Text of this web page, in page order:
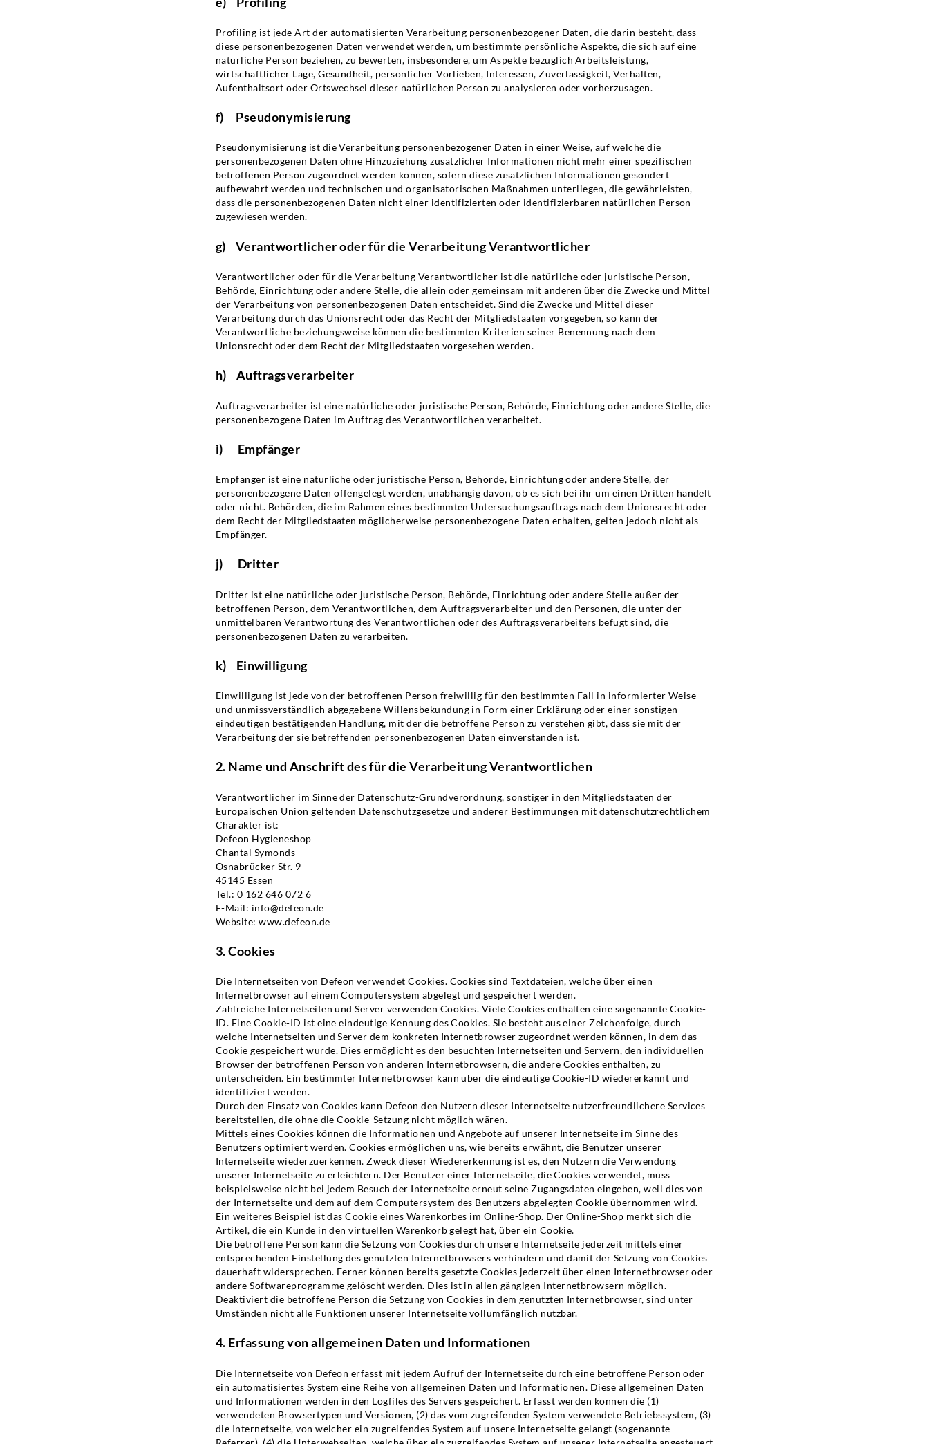
Profiling ist jede Art der automatisierten Verarbeitung personenbezogener Daten, die darin besteht, dass
diese personenbezogenen Daten verwendet werden, um bestimmte persönliche Aspekte, die sich auf eine
natürliche Person beziehen, zu bewerten, insbesondere, um Aspekte bezüglich Arbeitsleistung,
wirtschaftlicher Lage, Gesundheit, persönlicher Vorlieben, Interessen, Zuverlässigkeit, Verhalten,
Aufenthaltsort oder Ortswechsel dieser natürlichen Person zu analysieren oder vorherzusagen.
f) Pseudonymisierung
Pseudonymisierung ist die Verarbeitung personenbezogener Daten in einer Weise, auf welche die
personenbezogenen Daten ohne Hinzuziehung zusätzlicher Informationen nicht mehr einer spezifischen
betroffenen Person zugeordnet werden können, sofern diese zusätzlichen Informationen gesondert
aufbewahrt werden und technischen und organisatorischen Maßnahmen unterliegen, die gewährleisten,
dass die personenbezogenen Daten nicht einer identifizierten oder identifizierbaren natürlichen Person
zugewiesen werden.
g) Verantwortlicher oder für die Verarbeitung Verantwortlicher
Verantwortlicher oder für die Verarbeitung Verantwortlicher ist die natürliche oder juristische Person,
Behörde, Einrichtung oder andere Stelle, die allein oder gemeinsam mit anderen über die Zwecke und Mittel
der Verarbeitung von personenbezogenen Daten entscheidet. Sind die Zwecke und Mittel dieser
Verarbeitung durch das Unionsrecht oder das Recht der Mitgliedstaaten vorgegeben, so kann der
Verantwortliche beziehungsweise können die bestimmten Kriterien seiner Benennung nach dem
Unionsrecht oder dem Recht der Mitgliedstaaten vorgesehen werden.
h) Auftragsverarbeiter
Auftragsverarbeiter ist eine natürliche oder juristische Person, Behörde, Einrichtung oder andere Stelle, die
personenbezogene Daten im Auftrag des Verantwortlichen verarbeitet.
i) Empfänger
Empfänger ist eine natürliche oder juristische Person, Behörde, Einrichtung oder andere Stelle, der
personenbezogene Daten offengelegt werden, unabhängig davon, ob es sich bei ihr um einen Dritten handelt
oder nicht. Behörden, die im Rahmen eines bestimmten Untersuchungsauftrags nach dem Unionsrecht oder
dem Recht der Mitgliedstaaten möglicherweise personenbezogene Daten erhalten, gelten jedoch nicht als
Empfänger.
j) Dritter
Dritter ist eine natürliche oder juristische Person, Behörde, Einrichtung oder andere Stelle außer der
betroffenen Person, dem Verantwortlichen, dem Auftragsverarbeiter und den Personen, die unter der
unmittelbaren Verantwortung des Verantwortlichen oder des Auftragsverarbeiters befugt sind, die
personenbezogenen Daten zu verarbeiten.
k) Einwilligung
Einwilligung ist jede von der betroffenen Person freiwillig für den bestimmten Fall in informierter Weise
und unmissverständlich abgegebene Willensbekundung in Form einer Erklärung oder einer sonstigen
eindeutigen bestätigenden Handlung, mit der die betroffene Person zu verstehen gibt, dass sie mit der
Verarbeitung der sie betreffenden personenbezogenen Daten einverstanden ist.
2. Name und Anschrift des für die Verarbeitung Verantwortlichen
Verantwortlicher im Sinne der Datenschutz-Grundverordnung, sonstiger in den Mitgliedstaaten der
Europäischen Union geltenden Datenschutzgesetze und anderer Bestimmungen mit datenschutzrechtlichem
Charakter ist:
Defeon Hygieneshop
Chantal Symonds
Osnabrücker Str. 9
45145 Essen
Tel.: 0 162 646 072 6
E-Mail: info@defeon.de
Website: www.defeon.de
3. Cookies
Die Internetseiten von Defeon verwendet Cookies. Cookies sind Textdateien, welche über einen
Internetbrowser auf einem Computersystem abgelegt und gespeichert werden.
Zahlreiche Internetseiten und Server verwenden Cookies. Viele Cookies enthalten eine sogenannte Cookie-
ID. Eine Cookie-ID ist eine eindeutige Kennung des Cookies. Sie besteht aus einer Zeichenfolge, durch
welche Internetseiten und Server dem konkreten Internetbrowser zugeordnet werden können, in dem das
Cookie gespeichert wurde. Dies ermöglicht es den besuchten Internetseiten und Servern, den individuellen
Browser der betroffenen Person von anderen Internetbrowsern, die andere Cookies enthalten, zu
unterscheiden. Ein bestimmter Internetbrowser kann über die eindeutige Cookie-ID wiedererkannt und
identifiziert werden.
Durch den Einsatz von Cookies kann Defeon den Nutzern dieser Internetseite nutzerfreundlichere Services
bereitstellen, die ohne die Cookie-Setzung nicht möglich wären.
Mittels eines Cookies können die Informationen und Angebote auf unserer Internetseite im Sinne des
Benutzers optimiert werden. Cookies ermöglichen uns, wie bereits erwähnt, die Benutzer unserer
Internetseite wiederzuerkennen. Zweck dieser Wiedererkennung ist es, den Nutzern die Verwendung
unserer Internetseite zu erleichtern. Der Benutzer einer Internetseite, die Cookies verwendet, muss
beispielsweise nicht bei jedem Besuch der Internetseite erneut seine Zugangsdaten eingeben, weil dies von
der Internetseite und dem auf dem Computersystem des Benutzers abgelegten Cookie übernommen wird.
Ein weiteres Beispiel ist das Cookie eines Warenkorbes im Online-Shop. Der Online-Shop merkt sich die
Artikel, die ein Kunde in den virtuellen Warenkorb gelegt hat, über ein Cookie.
Die betroffene Person kann die Setzung von Cookies durch unsere Internetseite jederzeit mittels einer
entsprechenden Einstellung des genutzten Internetbrowsers verhindern und damit der Setzung von Cookies
dauerhaft widersprechen. Ferner können bereits gesetzte Cookies jederzeit über einen Internetbrowser oder
andere Softwareprogramme gelöscht werden. Dies ist in allen gängigen Internetbrowsern möglich.
Deaktiviert die betroffene Person die Setzung von Cookies in dem genutzten Internetbrowser, sind unter
Umständen nicht alle Funktionen unserer Internetseite vollumfänglich nutzbar.
4. Erfassung von allgemeinen Daten und Informationen
Die Internetseite von Defeon erfasst mit jedem Aufruf der Internetseite durch eine betroffene Person oder
ein automatisiertes System eine Reihe von allgemeinen Daten und Informationen. Diese allgemeinen Daten
und Informationen werden in den Logfiles des Servers gespeichert. Erfasst werden können die (1)
verwendeten Browsertypen und Versionen, (2) das vom zugreifenden System verwendete Betriebssystem, (3)
die Internetseite, von welcher ein zugreifendes System auf unsere Internetseite gelangt (sogenannte